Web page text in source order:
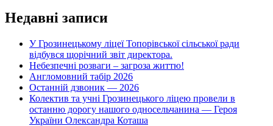
Недавні записи
У Грозинецькому ліцеї Топорівської сільської ради
відбувся щорічний звіт директора.
Небезпечні розваги – загроза життю!
Англомовний табір 2026
Останній дзвоник — 2026
Колектив та учні Грозинецького ліцею провели в
останню дорогу нашого односельчанина — Героя
України Олександра Коташа